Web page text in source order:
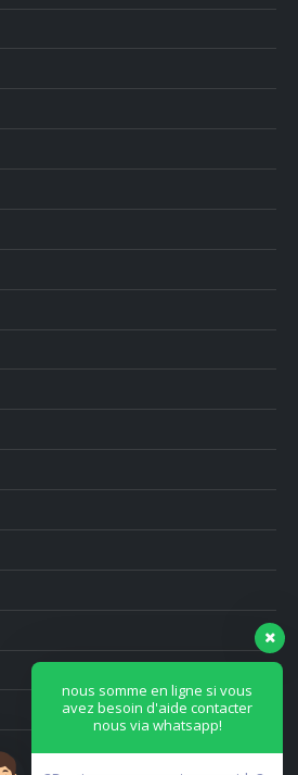
nous somme en ligne si vous
avez besoin d'aide contacter
nous via whatsapp!